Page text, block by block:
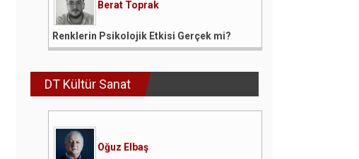
Berat Toprak
Renklerin Psikolojik Etkisi Gerçek mi?
DT Kültür Sanat
Oğuz Elbaş